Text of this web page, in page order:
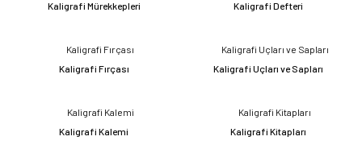
Kaligrafi Mürekkepleri Kaligrafi Defteri
Kaligrafi Fırçası Kaligrafi Uçları ve Sapları
Kaligrafi Kalemi Kaligrafi Kitapları